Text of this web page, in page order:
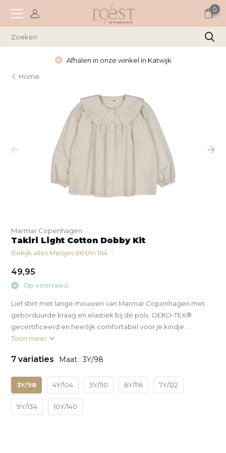
0
Afhalen in onze winkel in Katwijk
Home
Marmar Copenhagen
Takiri Light Cotton Dobby Kit
Bekijk alles Meisjes 86 t/m 164
49,95
Op voorraad
Lief shirt met lange mouwen van Marmar Copenhagen met
geborduurde kraag en elastiek bij de pols. OEKO-TEX®
gecertificeerd en heerlijk comfortabel voor je kindje....
Toon meer
7 variaties Maat : 3Y/98
3Y/98 4Y/104 5Y/110 6Y/116 7Y/122
9Y/134 10Y/140